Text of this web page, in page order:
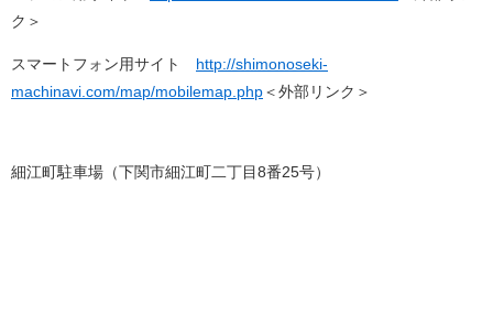
ク＞
スマートフォン用サイト http://shimonoseki-
machinavi.com/map/mobilemap.php＜外部リンク＞
細江町駐車場（下関市細江町二丁目8番25号）